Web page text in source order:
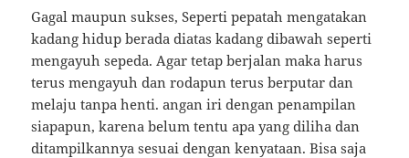
Gagal maupun sukses, Seperti pepatah mengatakan
kadang hidup berada diatas kadang dibawah seperti
mengayuh sepeda. Agar tetap berjalan maka harus
terus mengayuh dan rodapun terus berputar dan
melaju tanpa henti. angan iri dengan penampilan
siapapun, karena belum tentu apa yang diliha dan
ditampilkannya sesuai dengan kenyataan. Bisa saja